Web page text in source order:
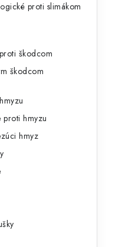
proti slimákom
škodcom
škodcom
proti hmyzu
hmyz